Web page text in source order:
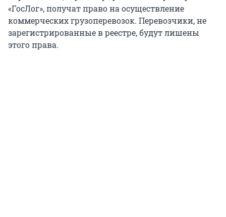
«ГосЛог», получат право на осуществление
коммерческих грузоперевозок. Перевозчики, не
зарегистрированные в реестре, будут лишены
этого права.